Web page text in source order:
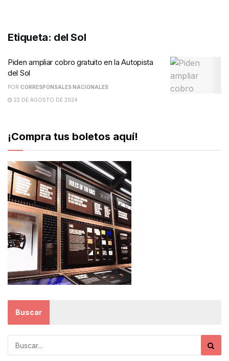
Etiqueta: del Sol
Piden ampliar cobro gratuito en la Autopista
del Sol
POR CORRESPONSALES NACIONALES
22 DE AGOSTO DE 2024
¡Compra tus boletos aquí!
Buscar